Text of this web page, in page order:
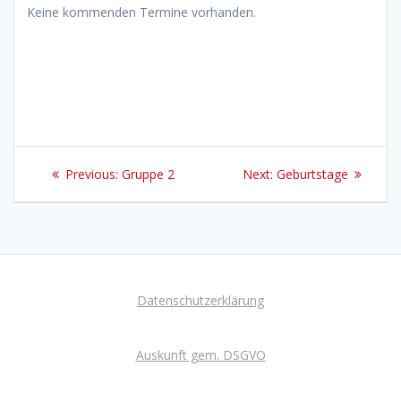
Keine kommenden Termine vorhanden.
Beitragsnavigation
Previous: Previous
Gruppe 2 Next: Next
Geburtstage
Datenschutzerklärung
Auskunft gem. DSGVO